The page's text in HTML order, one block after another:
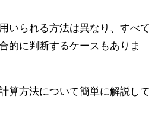
いられる方法は異なり、すべて
的に判断するケースもありま
算方法について簡単に解説して